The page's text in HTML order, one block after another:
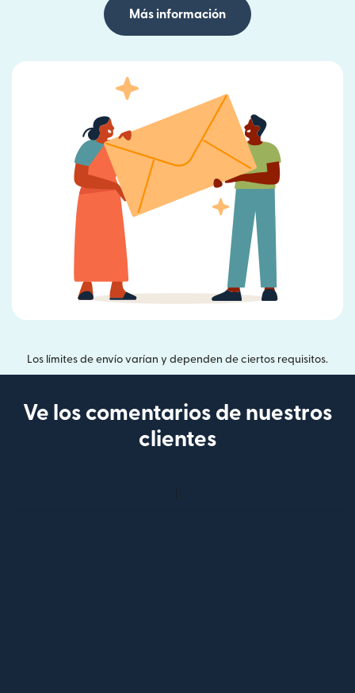
Más información
Los límites de envío varían y dependen de ciertos requisitos.
Ve los comentarios de nuestros
clientes